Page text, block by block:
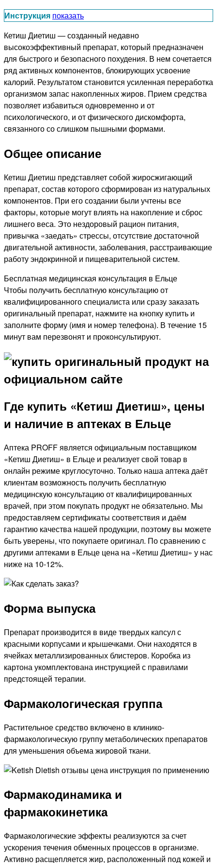
Инструкция показать
Кетиш Диетиш — созданный недавно
высокоэффективный препарат, который предназначен
для быстрого и безопасного похудения. В нем сочетается
ряд активных компонентов, блокирующих усвоение
калорий. Результатом становится усиленная переработка
организмом запас накопленных жиров. Прием средства
позволяет избавиться одновременно и от
психологического, и от физического дискомфорта,
связанного со слишком пышными формами.
Общее описание
Кетиш Диетиш представляет собой жиросжигающий
препарат, состав которого сформирован из натуральных
компонентов. При его создании были учтены все
факторы, которые могут влиять на накопление и сброс
лишнего веса. Это нездоровый рацион питания,
привычка «заедать» стрессы, отсутствие достаточной
двигательной активности, заболевания, расстраивающие
работу эндокринной и пищеварительной систем.
Бесплатная медицинская консультация в Ельце
Чтобы получить бесплатную консультацию от
квалифицированного специалиста или сразу заказать
оригинальный препарат, нажмите на кнопку купить и
заполните форму (имя и номер телефона). В течение 15
минут вам перезвонят и проконсультируют.
Где купить «Кетиш Диетиш», цены
и наличие в аптеках в Ельце
Аптека PROFF является официальным поставщиком
«Кетиш Диетиш» в Ельце и реализует свой товар в
онлайн режиме круглосуточно. Только наша аптека даёт
клиентам возможность получить бесплатную
медицинскую консультацию от квалифицированных
врачей, при этом покупать продукт не обязательно. Мы
предоставляем сертификаты соответствия и даём
гарантию качества нашей продукции, поэтому вы можете
быть уверены, что покупаете оригинал. По сравнению с
другими аптеками в Ельце цена на «Кетиш Диетиш» у нас
ниже на 10-12%.
Форма выпуска
Препарат производится в виде твердых капсул с
красными корпусами и крышечками. Они находятся в
ячейках металлизированных блистеров. Коробка из
картона укомплектована инструкцией с правилами
предстоящей терапии.
Фармакологическая группа
Растительное средство включено в клинико-
фармакологическую группу метаболических препаратов
для уменьшения объема жировой ткани.
Фармакодинамика и
фармакокинетика
Фармакологические эффекты реализуются за счет
ускорения течения обменных процессов в организме.
Активно расщепляется жир, расположенный под кожей и